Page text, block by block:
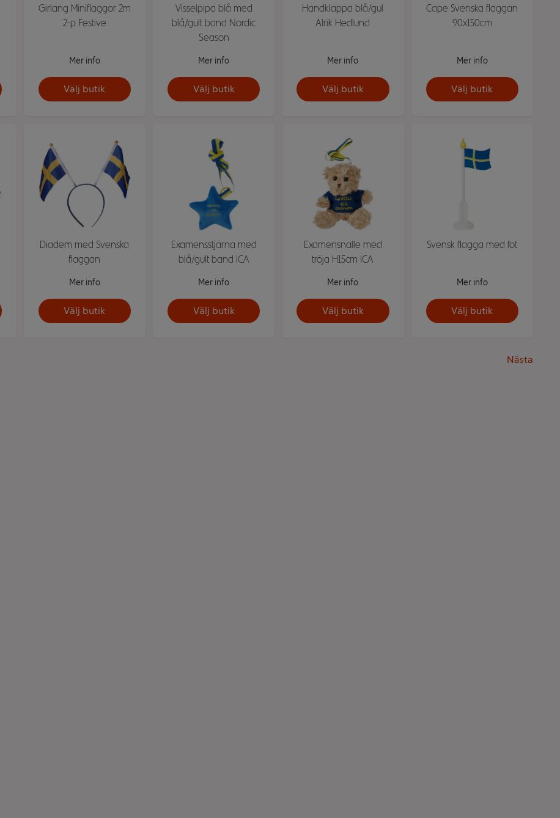
Girlang Miniflaggor 2m
2-p Festive
Mer info
Välj butik
Visselpipa blå med
blå/gult band Nordic
Season
Mer info
Välj butik
Handklappa blå/gul
Alrik Hedlund
Mer info
Välj butik
Cape Svenska flaggan
90x150cm
Mer info
Välj butik
Diadem med Svenska
flaggan
Mer info
Välj butik
Examensstjärna med
blå/gult band ICA
Mer info
Välj butik
Examensnalle med
tröja H15cm ICA
Mer info
Välj butik
Svensk flagga med fot
Mer info
Välj butik
Nästa